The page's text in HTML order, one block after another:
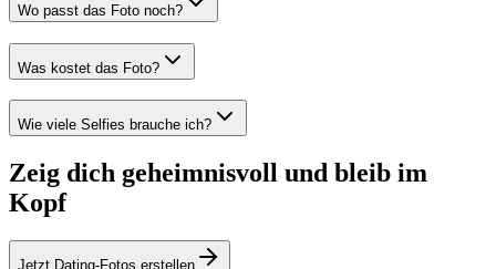
Wo passt das Foto noch?
Was kostet das Foto?
Wie viele Selfies brauche ich?
Zeig dich geheimnisvoll und bleib im
Kopf
Jetzt Dating-Fotos erstellen